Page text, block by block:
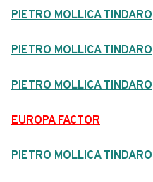
PIETRO MOLLICA TINDARO
PIETRO MOLLICA TINDARO
PIETRO MOLLICA TINDARO
EUROPA FACTOR
PIETRO MOLLICA TINDARO